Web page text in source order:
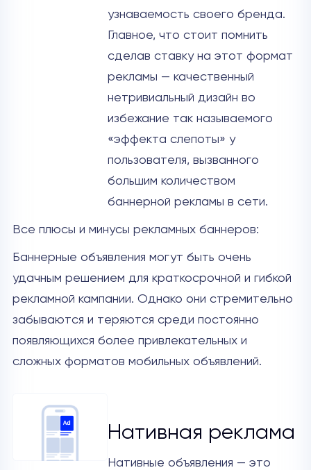
узнаваемость своего бренда.
Главное, что стоит помнить
сделав ставку на этот формат
рекламы — качественный
нетривиальный дизайн во
избежание так называемого
«эффекта слепоты» у
пользователя, вызванного
большим количеством
баннерной рекламы в сети.
Все плюсы и минусы рекламных баннеров:
Баннерные объявления могут быть очень
удачным решением для краткосрочной и гибкой
рекламной кампании. Однако они стремительно
забываются и теряются среди постоянно
появляющихся более привлекательных и
сложных форматов мобильных объявлений.
Нативная реклама
Нативные объявления — это